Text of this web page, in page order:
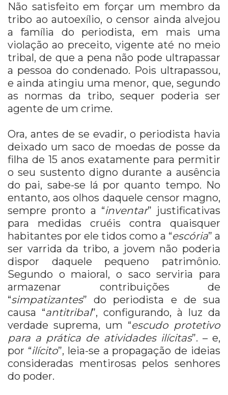
Não satisfeito em forçar um membro da
tribo ao autoexílio, o censor ainda alvejou
a família do periodista, em mais uma
violação ao preceito, vigente até no meio
tribal, de que a pena não pode ultrapassar
a pessoa do condenado. Pois ultrapassou,
e ainda atingiu uma menor, que, segundo
as normas da tribo, sequer poderia ser
agente de um crime.
Ora, antes de se evadir, o periodista havia
deixado um saco de moedas de posse da
filha de 15 anos exatamente para permitir
o seu sustento digno durante a ausência
do pai, sabe-se lá por quanto tempo. No
entanto, aos olhos daquele censor magno,
sempre pronto a “inventar” justificativas
para medidas cruéis contra quaisquer
habitantes por ele tidos como a “escória” a
ser varrida da tribo, a jovem não poderia
dispor daquele pequeno patrimônio.
Segundo o maioral, o saco serviria para
armazenar contribuições de
“simpatizantes” do periodista e de sua
causa “antitribal”, configurando, à luz da
verdade suprema, um “escudo protetivo
para a prática de atividades ilícitas”. – e,
por “ilícito”, leia-se a propagação de ideias
consideradas mentirosas pelos senhores
do poder.